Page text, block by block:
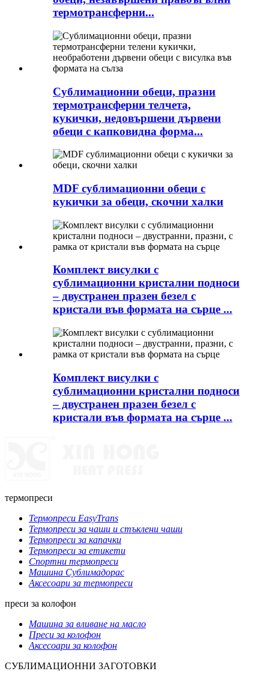
термотрансферни...
Сублимационни обеци, празни
термотрансферни телчета,
кукички, недовършени дървени
обеци с капковидна форма...
MDF сублимационни обеци с
кукички за обеци, скочни халки
Комплект висулки с
сублимационни кристални подноси
– двустранен празен безел с
кристали във формата на сърце ...
Комплект висулки с
сублимационни кристални подноси
– двустранен празен безел с
кристали във формата на сърце ...
термопреси
Термопреси EasyTrans
Термопреси за чаши и стъклени чаши
Термопреси за капачки
Термопреси за етикети
Спортни термопреси
Машина Сублимадорас
Аксесоари за термопреси
преси за колофон
Машина за вливане на масло
Преси за колофон
Аксесоари за колофон
СУБЛИМАЦИОННИ ЗАГОТОВКИ